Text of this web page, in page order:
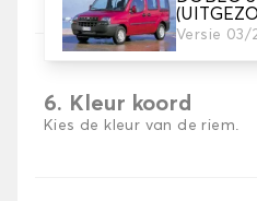
Versie 03/
6. Kleur koord
Kies de kleur van de riem.